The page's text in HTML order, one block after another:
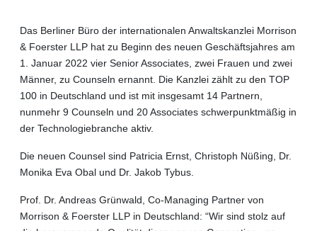
Das Berliner Büro der internationalen Anwaltskanzlei Morrison
& Foerster LLP hat zu Beginn des neuen Geschäftsjahres am
1. Januar 2022 vier Senior Associates, zwei Frauen und zwei
Männer, zu Counseln ernannt. Die Kanzlei zählt zu den TOP
100 in Deutschland und ist mit insgesamt 14 Partnern,
nunmehr 9 Counseln und 20 Associates schwerpunktmäßig in
der Technologiebranche aktiv.
Die neuen Counsel sind Patricia Ernst, Christoph Nüßing, Dr.
Monika Eva Obal und Dr. Jakob Tybus.
Prof. Dr. Andreas Grünwald, Co-Managing Partner von
Morrison & Foerster LLP in Deutschland: “Wir sind stolz auf